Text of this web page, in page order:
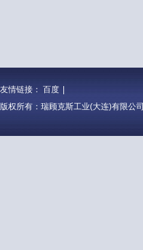
友情链接： 百度
版权所有：瑞顾克斯工业(大连)有限公司